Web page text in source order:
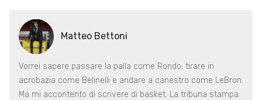
Matteo Bettoni
Vorrei sapere passare la palla come Rondo, tirare in
acrobazia come Belinelli e andare a canestro come LeBron.
Ma mi accontento di scrivere di basket. La tribuna stampa